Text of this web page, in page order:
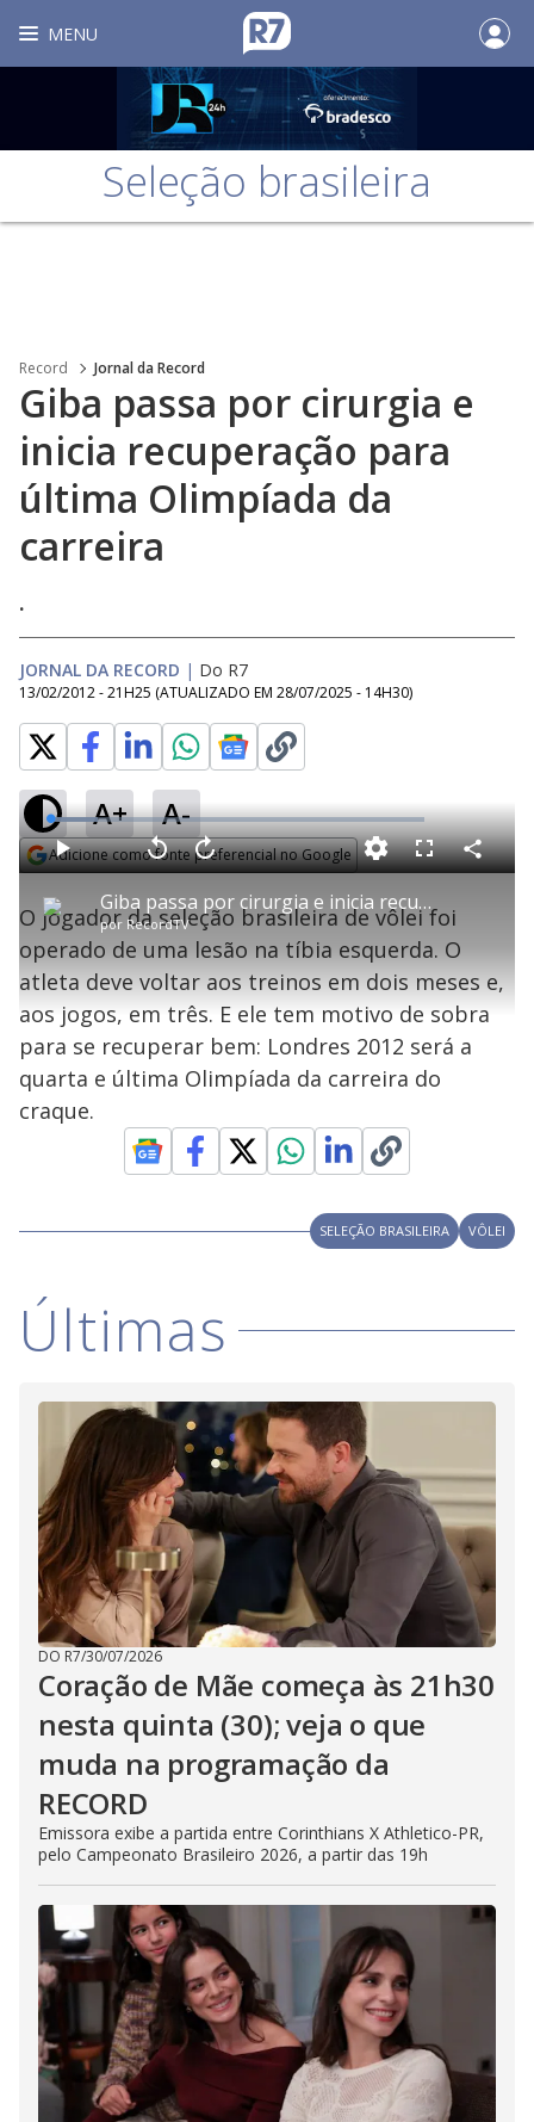
MENU
Seleção brasileira
Record Jornal da Record
Giba passa por cirurgia e
inicia recuperação para
última Olimpíada da
carreira
.
JORNAL DA RECORD | Do R7
13/02/2012 - 21H25 (ATUALIZADO EM 28/07/2025 - 14H30)
A+ A-
Adicione como fonte preferencial no Google
P
l
a
y
V
d
e
o
Giba passa por cirurgia e inicia recuperação para última Olimpíada da carreira
por RecordTV
P V
t
a
r
0
e
g
n
d
s
A
ç
a
1
u
n
o
L
o
a
d
e
2
.
8
7
F
l
e
n
C
o
a
O jogador da seleção brasileira de vôlei foi
operado de uma lesão na tíbia esquerda. O
atleta deve voltar aos treinos em dois meses e,
aos jogos, em três. E ele tem motivo de sobra
para se recuperar bem: Londres 2012 será a
quarta e última Olimpíada da carreira do
craque.
SELEÇÃO BRASILEIRA VÔLEI
Últimas
DO R7/30/07/2026
Coração de Mãe começa às 21h30
nesta quinta (30); veja o que
muda na programação da
RECORD
Emissora exibe a partida entre Corinthians X Athletico-PR,
pelo Campeonato Brasileiro 2026, a partir das 19h